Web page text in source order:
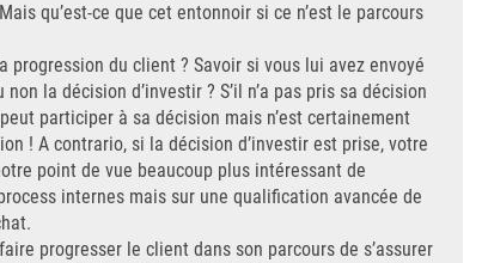
qu’est-ce que cet entonnoir si ce n’est le parcours
progression du client ? Savoir si vous lui avez envoyé
la décision d’investir ? S’il n’a pas pris sa décision
participer à sa décision mais n’est certainement
! A contrario, si la décision d’investir est prise, votre
point de vue beaucoup plus intéressant de
internes mais sur une qualification avancée de
progresser le client dans son parcours de s’assurer